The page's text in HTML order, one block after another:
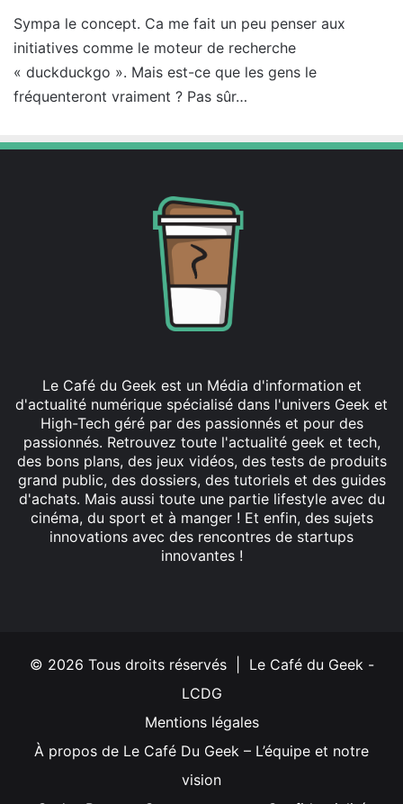
Sympa le concept. Ca me fait un peu penser aux
initiatives comme le moteur de recherche
« duckduckgo ». Mais est-ce que les gens le
fréquenteront vraiment ? Pas sûr…
Le Café du Geek est un Média d'information et
d'actualité numérique spécialisé dans l'univers Geek et
High-Tech géré par des passionnés et pour des
passionnés. Retrouvez toute l'actualité geek et tech,
des bons plans, des jeux vidéos, des tests de produits
grand public, des dossiers, des tutoriels et des guides
d'achats. Mais aussi toute une partie lifestyle avec du
cinéma, du sport et à manger ! Et enfin, des sujets
innovations avec des rencontres de startups
innovantes !
© 2026 Tous droits réservés | Le Café du Geek -
LCDG
Mentions légales
À propos de Le Café Du Geek – L’équipe et notre
vision